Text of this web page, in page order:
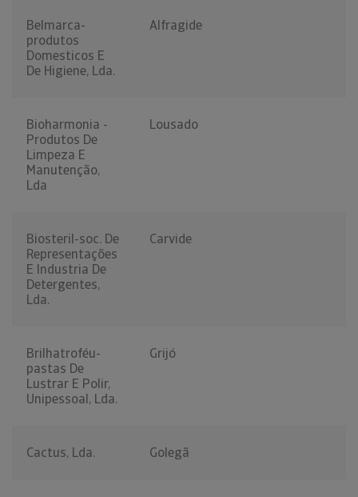
Belmarca-
produtos
Domesticos E
De Higiene, Lda.
Alfragide
Bioharmonia -
Produtos De
Limpeza E
Manutenção,
Lda
Lousado
Biosteril-soc. De
Representações
E Industria De
Detergentes,
Lda.
Carvide
Brilhatroféu-
pastas De
Lustrar E Polir,
Unipessoal, Lda.
Grijó
Cactus, Lda. Golegã